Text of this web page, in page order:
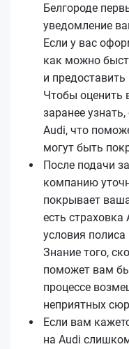
Белгороде
уведомление
Если у вас
как можно
и
Чтобы оценить
заранее
Audi, что
могут быть
После подачи
компанию
покрывает
есть страховка
условия
Знание того,
поможет вам
процессе
неприятных
Если вам
на Audi